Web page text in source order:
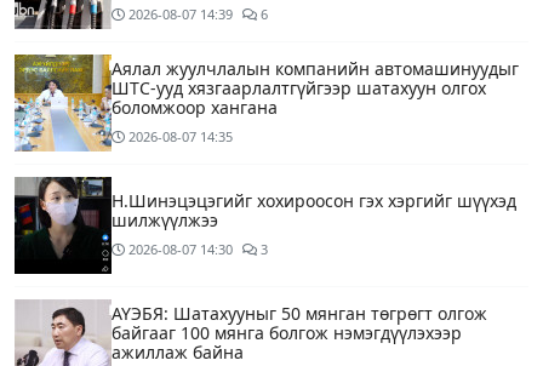
2026-08-07 14:39 6
Аялал жуулчлалын компанийн автомашинуудыг
ШТС-ууд хязгаарлалтгүйгээр шатахуун олгох
боломжоор хангана
2026-08-07 14:35
Н.Шинэцэцэгийг хохироосон гэх хэргийг шүүхэд
шилжүүлжээ
2026-08-07 14:30 3
АҮЭБЯ: Шатахууныг 50 мянган төгрөгт олгож
байгааг 100 мянга болгож нэмэгдүүлэхээр
ажиллаж байна